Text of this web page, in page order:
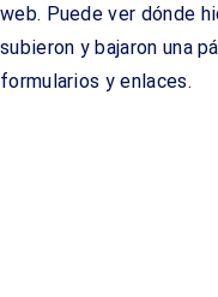
web. Puede ver dónde
subieron y bajaron una
formularios y enlaces.